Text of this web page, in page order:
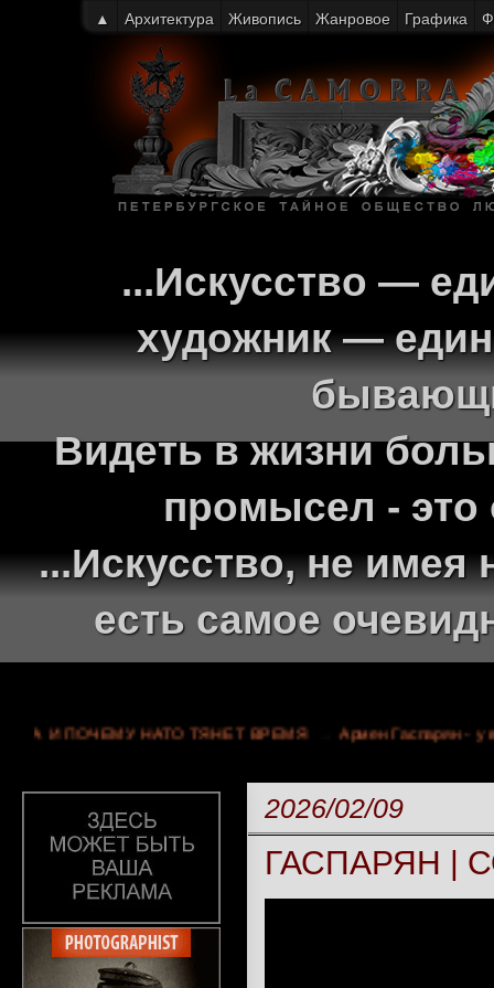
...Искусство —
художник —
Видеть в жизни
промысел - это
...Искусство, не
есть самое
И ПОЧЕМУ НАТО ТЯНЕТ ВРЕМЯ → Армен
2026/02/09
ГАСПАРЯН |
▲ Архитектура Живопись Жанровое Графика